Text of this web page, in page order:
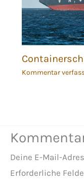
Kommentar
Deine E-Mail-
Erforderliche